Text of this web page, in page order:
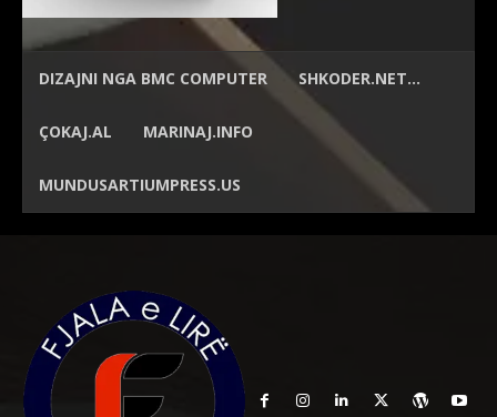
DIZAJNI NGA BMC COMPUTER SHKODER.NET…
ÇOKAJ.AL MARINAJ.INFO
MUNDUSARTIUMPRESS.US